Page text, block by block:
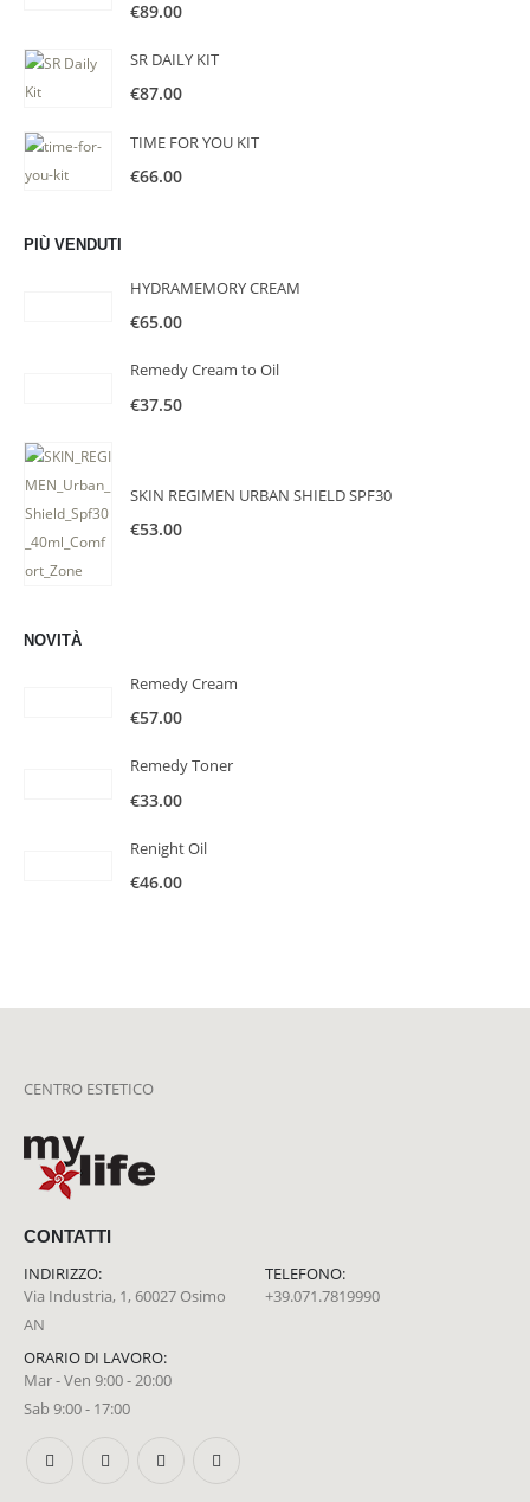
€89.00
SR DAILY KIT
€87.00
TIME FOR YOU KIT
€66.00
PIÙ VENDUTI
HYDRAMEMORY CREAM
€65.00
Remedy Cream to Oil
€37.50
SKIN REGIMEN URBAN SHIELD SPF30
€53.00
NOVITÀ
Remedy Cream
€57.00
Remedy Toner
€33.00
Renight Oil
€46.00
CENTRO ESTETICO
CONTATTI
INDIRIZZO:
Via Industria, 1, 60027 Osimo
AN
TELEFONO:
+39.071.7819990
ORARIO DI LAVORO:
Mar - Ven 9:00 - 20:00
Sab 9:00 - 17:00